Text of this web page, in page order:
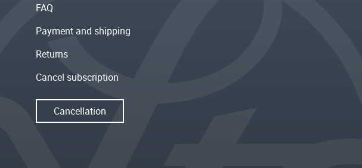
FAQ
Payment and shipping
Returns
Cancel subscription
Cancellation